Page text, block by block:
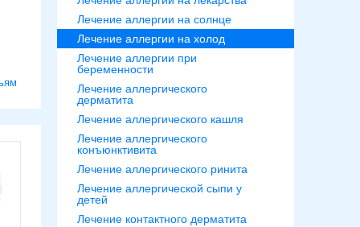
Лечение аллергии на солнце
Лечение аллергии на холод
Лечение аллергии при
беременности
Лечение аллергического
дерматита
Лечение аллергического кашля
Лечение аллергического
конъюнктивита
Лечение аллергического ринита
Лечение аллергической сыпи у
детей
Лечение контактного дерматита